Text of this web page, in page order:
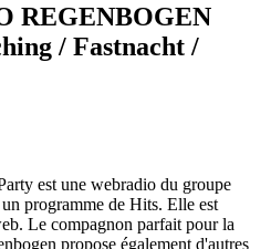
REGENBOGEN
/ Fastnacht /
est une webradio du groupe
programme de Hits. Elle est
Le compagnon parfait pour la
propose également d'autres